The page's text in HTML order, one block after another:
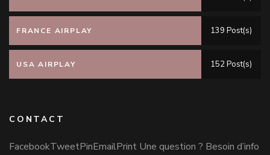
FRANCE AIRPLAY 139 Post(s)
USA AIRPLAY 152 Post(s)
CONTACT
FacebookTweetPinEmailPrint Une question ? Besoin d’info